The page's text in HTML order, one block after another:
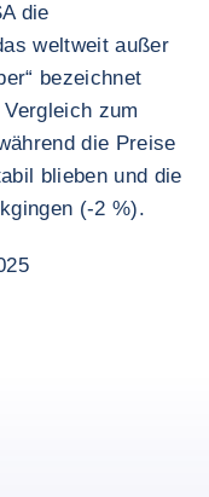
die
weltweit außer
bezeichnet
zum
die Preise
blieben und die
(-2 %).